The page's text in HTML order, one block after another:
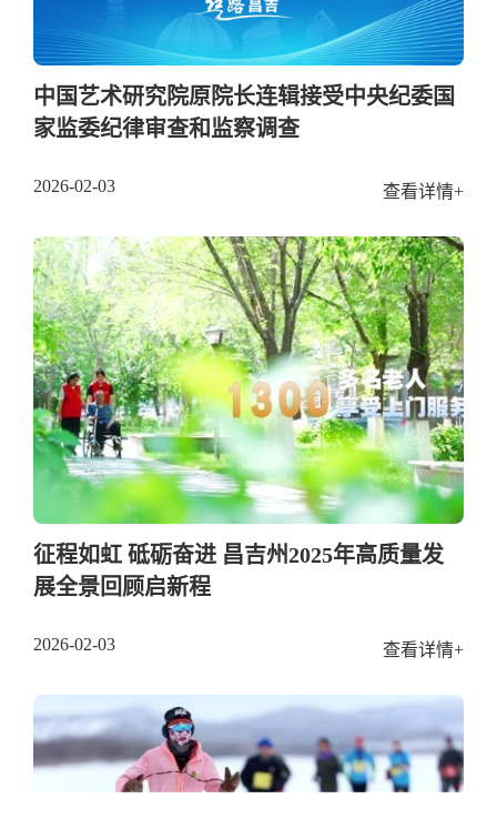
中国艺术研究院原院长连辑接受中央纪委国
家监委纪律审查和监察调查
2026-02-03 查看详情+
征程如虹 砥砺奋进 昌吉州2025年高质量发
展全景回顾启新程
2026-02-03 查看详情+